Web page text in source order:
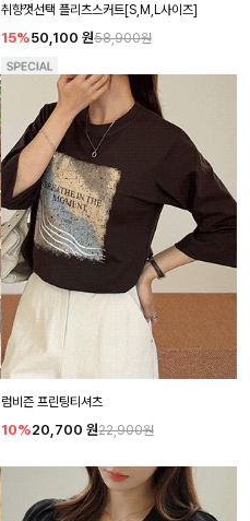
취향껏선택 플리츠스커트[S,M,L사이즈]
15%50,100 원58,900원
럼비즌 프린팅티셔츠
10%20,700 원22,900원